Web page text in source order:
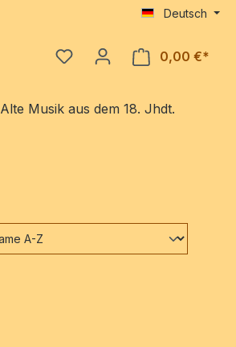
Deutsch
0,00 €*
Alte Musik aus dem 18. Jhdt.